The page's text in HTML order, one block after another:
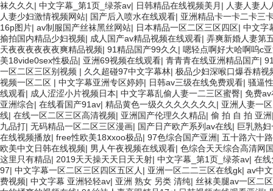
袜久久久 | 中文字幕_第1页_绿茶av| 日韩精品在线视频美月 | 人妻人妻人
人妻少妇激情视频网站| 国产后入喷水在线观看| 亚洲精品卡一卡二卡三
16p图片| av制服国产丝袜黑丝网站| 日本精品一区二区三区四区| 中文字
揄拍国内精品少妇视频| 成人国产av精品视频在线观看| 弄爽新婚人妻第
天夜夜夜夜夜夜爽精品视频| 91精品国产99久久 | 嗯轻点啊好大哈啊呜c
美18vide0sex性极品| 亚洲69视频在线观看| 青青青在线亚洲精品国产|
一区二区三区别视频 | 久久超碰97中文字幕林| 极品少妇深喉口爆吞精视
视频一区二区 | 中文字幕亚洲专区婷婷| 日韩av三级在线免费观看| 骚逼
线观看| 成人涩涩小片视频日本| 中文字幕乱偷人妻一二三区蜜臀| 免费
亚洲综合| 在线看国产91av| 精品黄色一级久久久久久久久 | 亚洲人妻一
线| 在线一区二区三区高清视频| 亚洲国产伦理久久精品| 偷 拍 自 拍 亚洲
九品打| 无码精品一区二区三区漫画| 国产日产欧产系列av在线| 巨乳熟
在线视频播放| free性欧美18ⅹxoo极品| 97色综合国产亚洲| 五十路六十
欧美中文日韩在线视频| 男人午夜视频在线观看| 色综合天天综合高清网
这里只有精品| 2019天天操天天日天天射| 中文字幕_第1页_绿茶av| 在线
97| 中文字幕一区二区三区四区五区人 | 亚洲一区二二三区在线gk| av中
费视频| 中文字幕 亚洲轻轻av| 亚洲 熟女 另类 清纯| 丝袜美腿av一区二区